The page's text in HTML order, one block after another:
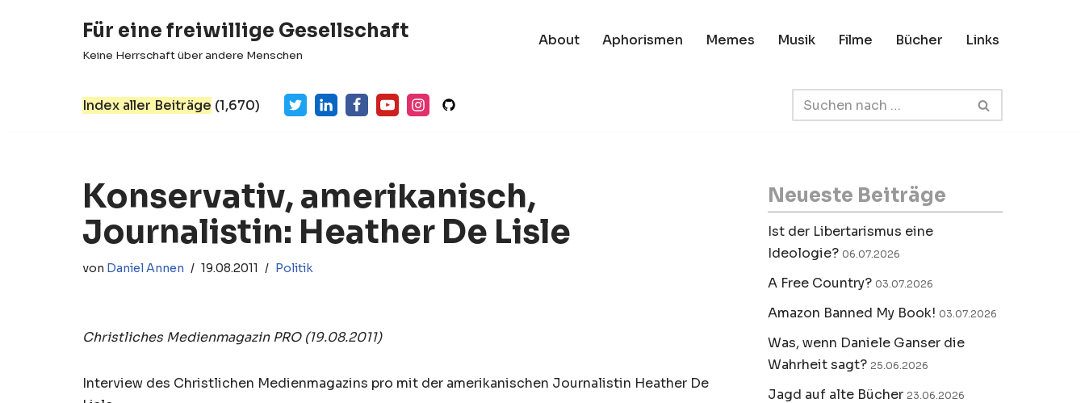
Für eine freiwillige Gesellschaft
Keine Herrschaft über andere Menschen
About Aphorismen Memes Musik Filme Bücher Links
Index aller Beiträge (1,670)
Konservativ, amerikanisch,
Journalistin: Heather De Lisle
von Daniel Annen 19.08.2011 Politik
Christliches Medienmagazin PRO (19.08.2011)
Interview des Christlichen Medienmagazins pro mit der amerikanischen Journalistin Heather De
Neueste Beiträge
Ist der Libertarismus eine
Ideologie? 06.07.2026
A Free Country? 03.07.2026
Amazon Banned My Book! 03.07.2026
Was, wenn Daniele Ganser die
Wahrheit sagt? 25.06.2026
Jagd auf alte Bücher 23.06.2026